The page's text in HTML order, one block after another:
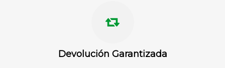
Devolución Garantizada